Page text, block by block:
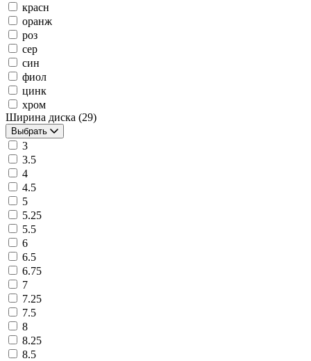
красн
оранж
роз
сер
син
фиол
цинк
хром
Ширина диска (29)
Выбрать
3
3.5
4
4.5
5
5.25
5.5
6
6.5
6.75
7
7.25
7.5
8
8.25
8.5